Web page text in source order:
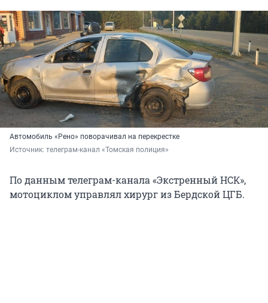
Автомобиль «Рено» поворачивал на перекрестке
Источник: телеграм-канал «Томская полиция»
По данным телеграм-канала «Экстренный НСК»,
мотоциклом управлял хирург из Бердской ЦГБ.